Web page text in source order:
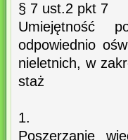
§ 7 ust.2 pkt 7
Umiejętność
odpowiednio
nieletnich, w
staż
1.
Poszerzanie